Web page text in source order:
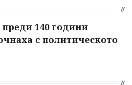
140 години
с политическото